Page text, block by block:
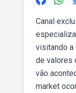
Canal
visitando a
de valores
vão
market